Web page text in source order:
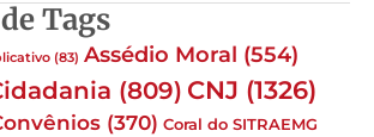
Tags
(83) Assédio Moral (554)
(809) CNJ (1326)
(370) Coral do SITRAEMG